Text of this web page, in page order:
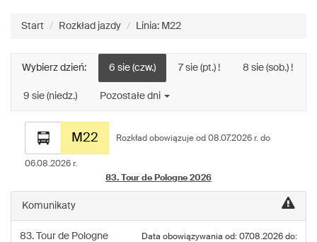
Start Rozkład jazdy Linia: M22
Wybierz dzień: 6 sie (czw.) 7 sie (pt.) ! 8 sie (sob.) !
9 sie (niedz.) Pozostałe dni
M22
jazdy
M22
Rozkład obowiązuje od 08.07.2026 r. do
06.08.2026 r.
83. Tour de Pologne 2026
Komunikaty
83. Tour de Pologne
Data obowiązywania od: 07.08.2026 do: